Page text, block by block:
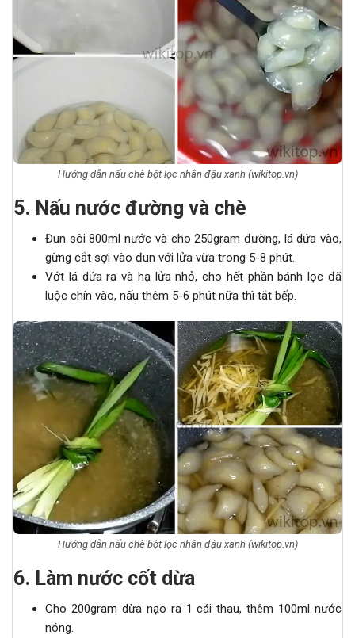
Hướng dẫn nấu chè bột lọc nhân đậu xanh (wikitop.vn)
5. Nấu nước đường và chè
Đun sôi 800ml nước và cho 250gram đường, lá dứa vào,
gừng cắt sợi vào đun với lửa vừa trong 5-8 phút.
Vớt lá dứa ra và hạ lửa nhỏ, cho hết phần bánh lọc đã
luộc chín vào, nấu thêm 5-6 phút nữa thì tắt bếp.
Hướng dẫn nấu chè bột lọc nhân đậu xanh (wikitop.vn)
6. Làm nước cốt dừa
Cho 200gram dừa nạo ra 1 cái thau, thêm 100ml nước
nóng.